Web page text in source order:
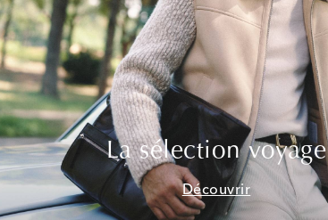
La sélection voyage
Découvrir